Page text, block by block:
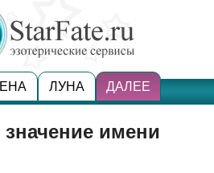
ЛУНА ДАЛЕЕ
имени